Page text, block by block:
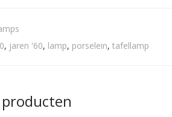
, jaren '60, lamp, porselein, tafellamp